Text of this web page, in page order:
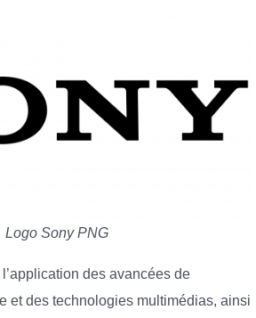
Logo Sony PNG
l’application des avancées de
et des technologies multimédias, ainsi